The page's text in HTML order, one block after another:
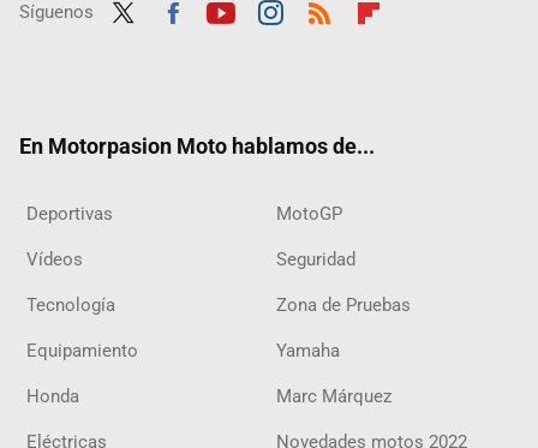
Síguenos
En Motorpasion Moto hablamos de...
Deportivas MotoGP
Vídeos Seguridad
Tecnología Zona de Pruebas
Equipamiento Yamaha
Honda Marc Márquez
Eléctricas Novedades motos 2022